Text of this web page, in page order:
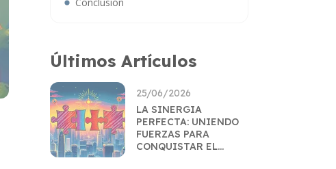
Últimos Artículos
25/06/2026
LA SINERGIA
PERFECTA: UNIENDO
FUERZAS PARA
CONQUISTAR EL